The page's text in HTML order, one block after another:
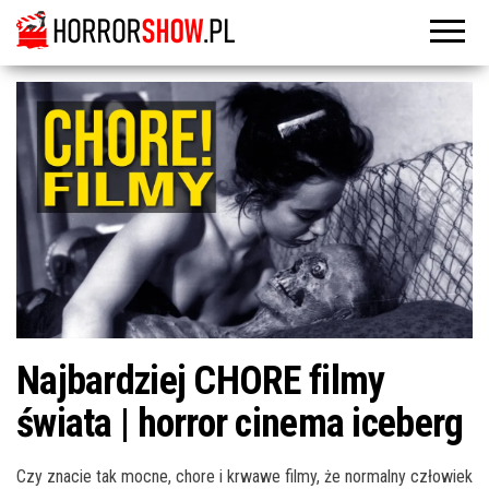
Najbardziej CHORE filmy
świata | horror cinema iceberg
Czy znacie tak mocne, chore i krwawe filmy, że normalny człowiek